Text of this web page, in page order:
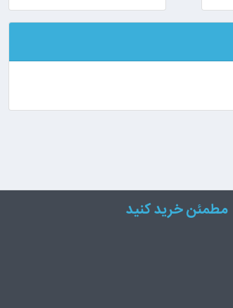
مطمئن خرید کنید